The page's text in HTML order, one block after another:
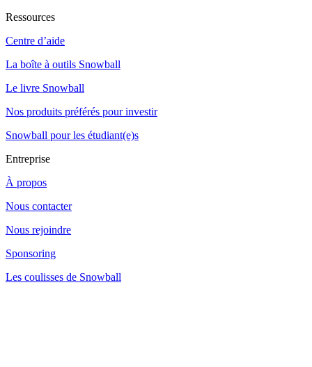
Ressources
Centre d’aide
La boîte à outils Snowball
Le livre Snowball
Nos produits préférés pour investir
Snowball pour les étudiant(e)s
Entreprise
À propos
Nous contacter
Nous rejoindre
Sponsoring
Les coulisses de Snowball